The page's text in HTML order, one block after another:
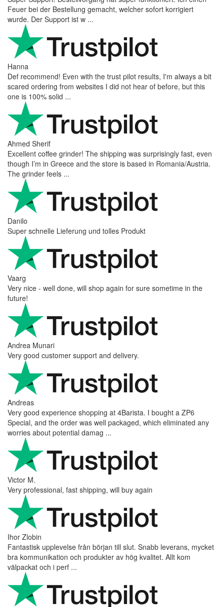
Feuer bei der Bestellung gemacht, welcher sofort korrigiert
wurde. Der Support ist w ...
Hanna
Def recommend! Even with the trust pilot results, I'm always a bit
scared ordering from websites I did not hear of before, but this
one is 100% solid ...
Ahmed Sherif
Excellent coffee grinder! The shipping was surprisingly fast, even
though I’m in Greece and the store is based in Romania/Austria.
The grinder feels ...
Danilo
Super schnelle Lieferung und tolles Produkt
Vaarg
Very nice - well done, will shop again for sure sometime in the
future!
Andrea Munari
Very good customer support and delivery.
Andreas
Very good experience shopping at 4Barista. I bought a ZP6
Special, and the order was well packaged, which eliminated any
worries about potential damag ...
Victor M.
Very professional, fast shipping, will buy again
Ihor Zlobin
Fantastisk upplevelse från början till slut. Snabb leverans, mycket
bra kommunikation och produkter av hög kvalitet. Allt kom
välpackat och i perf ...